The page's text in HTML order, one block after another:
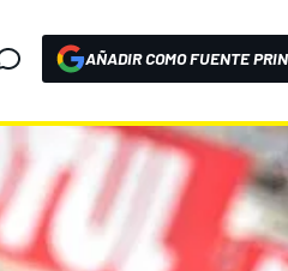
AÑADIR COMO FUENTE